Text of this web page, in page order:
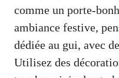
comme un porte-
ambiance festive,
dédiée au gui, avec
Utilisez des